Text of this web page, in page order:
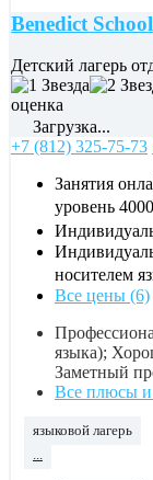
Benedict School
Детский лагерь
оценка
Загрузка...
+7 (812) 325-75-73
Занятия
уровень
носителем
Все цены (6)
языка);
Заметный
Все плюсы и
языковой лагерь
...